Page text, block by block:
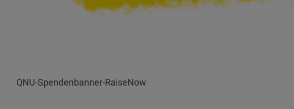
QNU-Spendenbanner-RaiseNow